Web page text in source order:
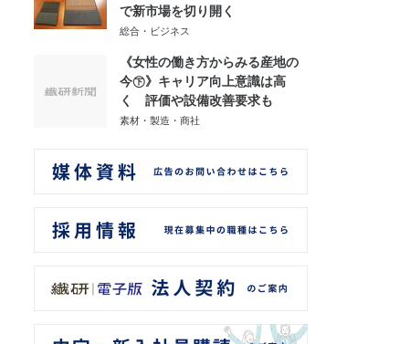
で新市場を切り開く
総合・ビジネス
《女性の働き方からみる産地の
今㊦》キャリア向上意識は高
く 評価や設備改善要求も
素材・製造・商社